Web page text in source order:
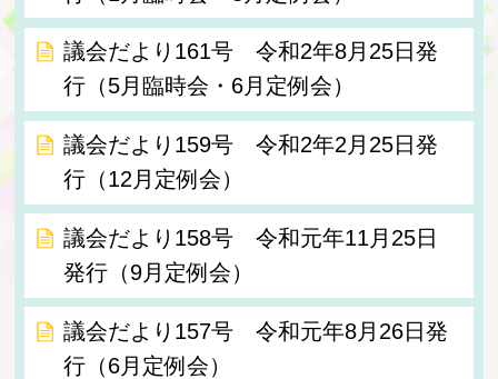
議会だより161号 令和2年8月25日発
行（5月臨時会・6月定例会）
議会だより159号 令和2年2月25日発
行（12月定例会）
議会だより158号 令和元年11月25日
発行（9月定例会）
議会だより157号 令和元年8月26日発
行（6月定例会）